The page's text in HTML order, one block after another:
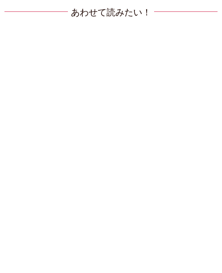
あわせて読みたい！